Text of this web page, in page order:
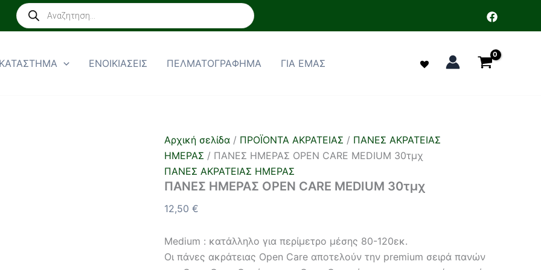
Products
search
ΚΑΤΑΣΤΗΜΑ ΕΝΟΙΚΙΑΣΕΙΣ ΠΕΛΜΑΤΟΓΡΑΦΗΜΑ ΓΙΑ ΕΜΑΣ
Αρχική σελίδα / ΠΡΟΪΟΝΤΑ ΑΚΡΑΤΕΙΑΣ / ΠΑΝΕΣ ΑΚΡΑΤΕΙΑΣ
ΗΜΕΡΑΣ / ΠΑΝΕΣ ΗΜΕΡΑΣ OPEN CARE MEDIUM 30τμχ
ΠΑΝΕΣ ΑΚΡΑΤΕΙΑΣ ΗΜΕΡΑΣ
ΠΑΝΕΣ ΗΜΕΡΑΣ OPEN CARE MEDIUM 30τμχ
12,50 €
Medium : κατάλληλο για περίμετρο μέσης 80-120εκ.
Οι πάνες ακράτειας Open Care αποτελούν την premium σειρά πανών
ΠΑΝΕΣ
OPEN
30τμχ